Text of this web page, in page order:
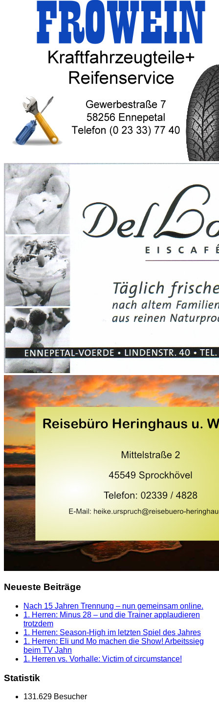
Neueste Beiträge
Nach 15 Jahren Trennung – nun gemeinsam online.
1. Herren: Minus 28 – und die Trainer applaudieren
trotzdem
1. Herren: Season-High im letzten Spiel des Jahres
1. Herren: Eli und Mo machen die Show! Arbeitssieg
beim TV Jahn
1. Herren vs. Vorhalle: Victim of circumstance!
Statistik
131.629 Besucher